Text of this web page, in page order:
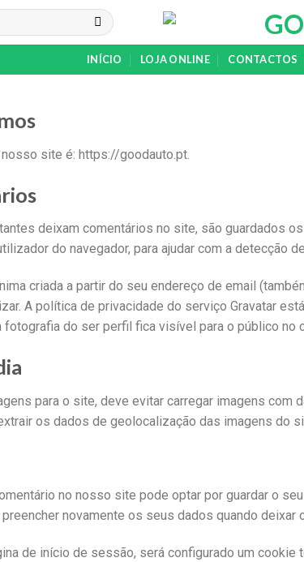
INÍCIO LOJA ONLINE CONTACTOS
site é: https://goodauto.pt.
deixam comentários no site, são guardados
do navegador, para ajudar com a detecção
criada a partir do seu endereço de email
A política de privacidade do serviço Gravatar
fotografia do ser perfil fica visível para o público no
para o site, deve evitar carregar imagens
os dados de geolocalização das imagens do
no nosso site pode optar por guardar o
novamente os seus dados quando deixar
de início de sessão, será configurado um